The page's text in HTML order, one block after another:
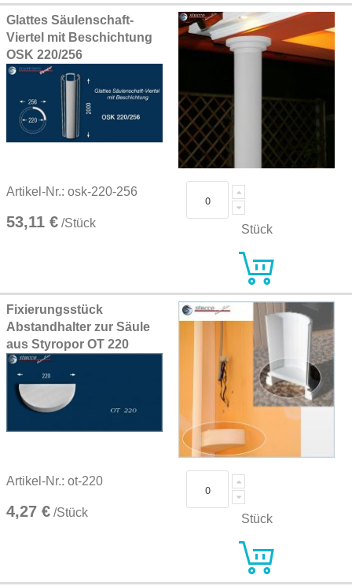
Glattes Säulenschaft-
Viertel mit Beschichtung
OSK 220/256
Artikel-Nr.: osk-220-256
53,11 € /Stück Stück
Fixierungsstück
Abstandhalter zur Säule
aus Styropor OT 220
Artikel-Nr.: ot-220
4,27 € /Stück Stück